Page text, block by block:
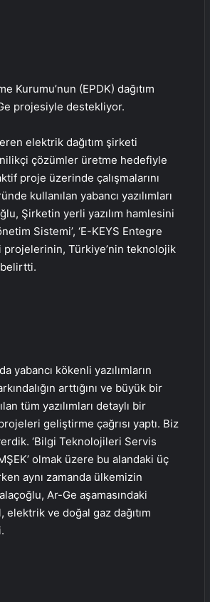
Kurumu’nun (EPDK) dağıtım
projesiyle destekliyor.
elektrik dağıtım şirketi
çözümler üretme hedefiyle
proje üzerinde çalışmalarını
kullanılan yabancı yazılımları
Şirketin yerli yazılım hamlesini
Sistemi’, ‘E-KEYS Entegre
projelerinin, Türkiye’nin teknolojik
belirtti.
yabancı kökenli yazılımların
arttığını ve büyük bir
tüm yazılımları detaylı bir
geliştirme çağrısı yaptı. Biz
‘Bilgi Teknolojileri Servis
olmak üzere bu alandaki üç
aynı zamanda ülkemizin
Ar-Ge aşamasındaki
elektrik ve doğal gaz dağıtım